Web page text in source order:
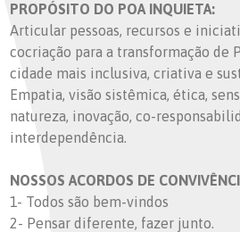
PROPÓSITO DO POA INQUIETA:
Articular pessoas, recursos e
cocriação para a transformação de
cidade mais inclusiva, criativa e
Empatia, visão sistêmica, ética,
natureza, inovação, co-
interdependência.
NOSSOS ACORDOS DE
1- Todos são bem-vindos
2- Pensar diferente, fazer junto.